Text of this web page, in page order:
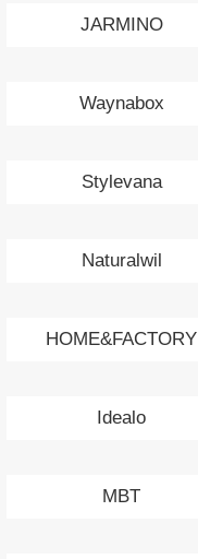
JARMINO
Waynabox
Stylevana
Naturalwil
HOME&FACTORY
Idealo
MBT